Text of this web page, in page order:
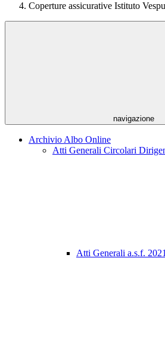
Coperture assicurative Istituto
navigazione
Archivio Albo Online
Atti Generali Circolari
Atti Generali a.s.f.